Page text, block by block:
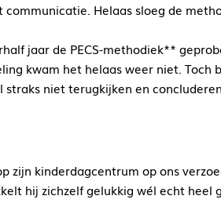
Helaas sloeg de
jaar de PECS-methodiek**
kwam het helaas weer niet. Toch
straks niet terugkijken en
zijn kinderdagcentrum op ons
hij zichzelf gelukkig wél echt